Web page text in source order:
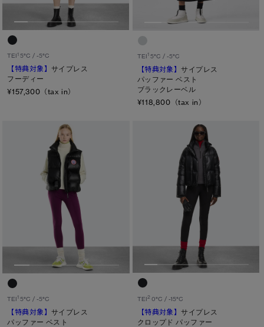
カラー
ブラック
グレー系
レッド系
ウエスト
ヒップ
太もも
ふくらはぎ
TEI1 5°C / -5°C
【特典対象】サイプレス
フーディー
¥157,300（tax in）
TEI15°C / -5°C
【特典対象】サイプレス
パッファー ベスト
ブラックレーベル
¥118,800（tax in）
TEI1 5°C / -5°C
【特典対象】サイプレス
パッファー ベスト
TEI2 0°C / -15°C
【特典対象】サイプレス
クロップド パッファー